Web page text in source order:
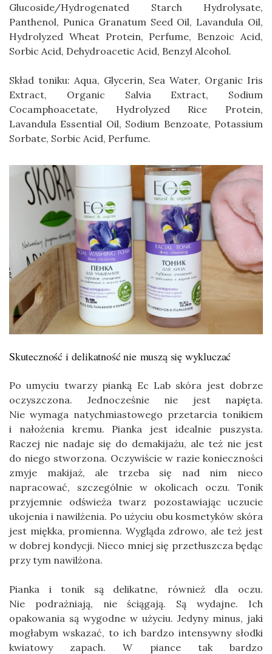
Glucoside/Hydrogenated Starch Hydrolysate,
Panthenol, Punica Granatum Seed Oil, Lavandula Oil,
Hydrolyzed Wheat Protein, Perfume, Benzoic Acid,
Sorbic Acid, Dehydroacetic Acid, Benzyl Alcohol.
Skład toniku: Aqua, Glycerin, Sea Water, Organic Iris
Extract, Organic Salvia Extract, Sodium
Cocamphoacetate, Hydrolyzed Rice Protein,
Lavandula Essential Oil, Sodium Benzoate, Potassium
Sorbate, Sorbic Acid, Perfume.
Skuteczność i delikatność nie muszą się wykluczać
Po umyciu twarzy pianką Ec Lab skóra jest dobrze
oczyszczona. Jednocześnie nie jest napięta.
Nie wymaga natychmiastowego przetarcia tonikiem
i nałożenia kremu. Pianka jest idealnie puszysta.
Raczej nie nadaje się do demakijażu, ale też nie jest
do niego stworzona. Oczywiście w razie konieczności
zmyje makijaż, ale trzeba się nad nim nieco
napracować, szczególnie w okolicach oczu. Tonik
przyjemnie odświeża twarz pozostawiając uczucie
ukojenia i nawilżenia. Po użyciu obu kosmetyków skóra
jest miękka, promienna. Wygląda zdrowo, ale też jest
w dobrej kondycji. Nieco mniej się przetłuszcza będąc
przy tym nawilżona.
Pianka i tonik są delikatne, również dla oczu.
Nie podrażniają, nie ściągają. Są wydajne. Ich
opakowania są wygodne w użyciu. Jedyny minus, jaki
mogłabym wskazać, to ich bardzo intensywny słodki
kwiatowy zapach. W piance tak bardzo